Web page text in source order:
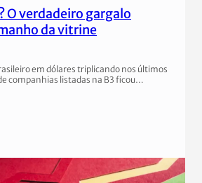
O verdadeiro gargalo
da vitrine
em dólares triplicando nos últimos
companhias listadas na B3 ficou…